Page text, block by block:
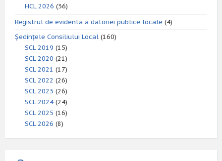
HCL 2026 (36)
Registrul de evidenta a datoriei publice locale (4)
Ședințele Consiliului Local (160)
SCL 2019 (15)
SCL 2020 (21)
SCL 2021 (17)
SCL 2022 (26)
SCL 2023 (26)
SCL 2024 (24)
SCL 2025 (16)
SCL 2026 (8)